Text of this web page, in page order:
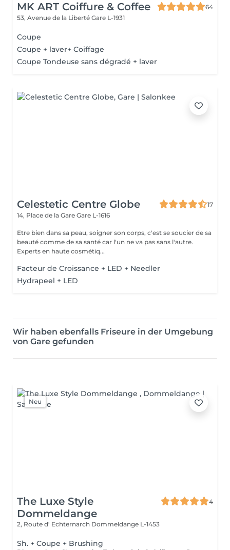
MK ART Coiffure & Coffee
64
53, Avenue de la Liberté Gare L-1931
Coupe
Coupe + laver+ Coiffage
Coupe Tondeuse sans dégradé + laver
Celestetic Centre Globe
17
14, Place de la Gare Gare L-1616
Etre bien dans sa peau, soigner son corps, c'est se soucier de sa
beauté comme de sa santé car l'un ne va pas sans l'autre.
Experts en haute cosmétiq...
Facteur de Croissance + LED + Needler
Hydrapeel + LED
Wir haben ebenfalls Friseure in der Umgebung
von Gare gefunden
Neu
The Luxe Style
Dommeldange
4
2, Route d' Echternarch Dommeldange L-1453
Sh. + Coupe + Brushing